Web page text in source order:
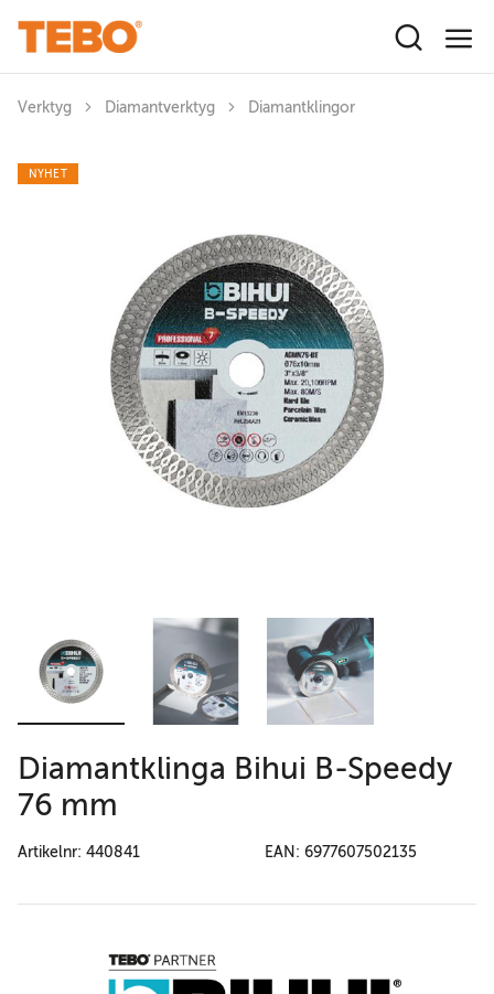
Verktyg Diamantverktyg Diamantklingor
NYHET
Diamantklinga Bihui B-Speedy
76 mm
Artikelnr: 440841 EAN: 6977607502135